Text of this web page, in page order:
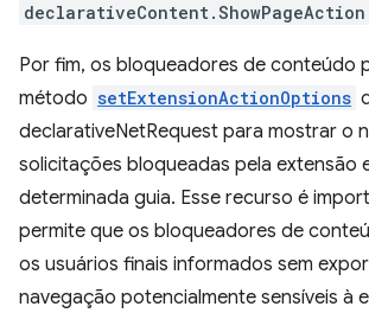
declarativeContent.ShowPageAction
Por fim, os bloqueadores de conteúdo
método setExtensionActionOptions
declarativeNetRequest para mostrar o
solicitações bloqueadas pela extensão
determinada guia. Esse recurso é
permite que os bloqueadores de
os usuários finais informados sem
navegação potencialmente sensíveis à